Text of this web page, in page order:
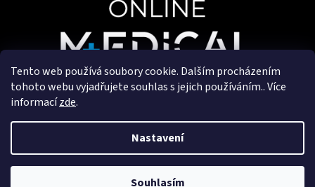
Tento web používá soubory cookie. Dalším procházením
tohoto webu vyjadřujete souhlas s jejich používáním.. Více
informacízde.
Nastavení
Souhlasím
Copyright 2025OnlineMedical.cz. Všechna práva
Vytvořil a marketingově zajišťuje